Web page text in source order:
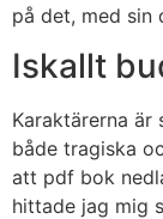
på det, med sin
Iskallt
Karaktärerna är
både tragiska
att pdf bok
hittade jag mig